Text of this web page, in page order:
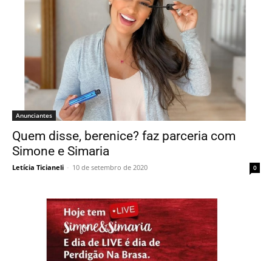
Anunciantes
Quem disse, berenice? faz parceria com
Simone e Simaria
Letícia Ticianeli - 10 de setembro de 2020 0